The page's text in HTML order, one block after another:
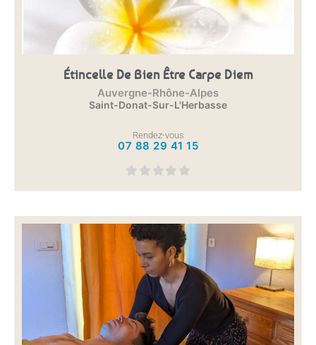
Étincelle De Bien Être Carpe Diem
Auvergne-Rhône-Alpes
Saint-Donat-Sur-L'Herbasse
Rendez-vous
07 88 29 41 15